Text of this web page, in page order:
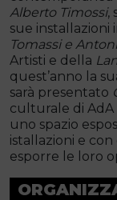
Alberto Timossi,
sue installazioni
Tomassi e
Artisti e della
quest’anno la
sarà presentato
culturale di AdA
uno spazio
istallazioni e
esporre le loro